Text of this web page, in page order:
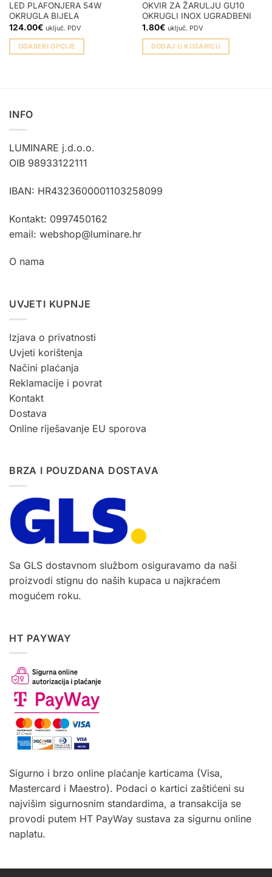
LED PLAFONJERA 54W
OKRUGLA BIJELA
124.00€ uključ. PDV
ODABERI OPCIJE
varijanti.
mogu
odabrati
stranici
OKVIR ZA ŽARULJU GU10
OKRUGLI INOX UGRADBENI
1.80€ uključ. PDV
DODAJ U KOŠARICU
INFO
LUMINARE j.d.o.o.
OIB 98933122111
IBAN: HR4323600001103258099
Kontakt: 0997450162
email: webshop@luminare.hr
O nama
UVJETI KUPNJE
Izjava o privatnosti
Uvjeti korištenja
Načini plaćanja
Reklamacije i povrat
Kontakt
Dostava
Online riješavanje EU sporova
BRZA I POUZDANA DOSTAVA
Sa GLS dostavnom službom osiguravamo da naši
proizvodi stignu do naših kupaca u najkraćem
mogućem roku.
HT PAYWAY
Sigurno i brzo online plaćanje karticama (Visa,
Mastercard i Maestro). Podaci o kartici zaštićeni su
najvišim sigurnosnim standardima, a transakcija se
provodi putem HT PayWay sustava za sigurnu online
naplatu.